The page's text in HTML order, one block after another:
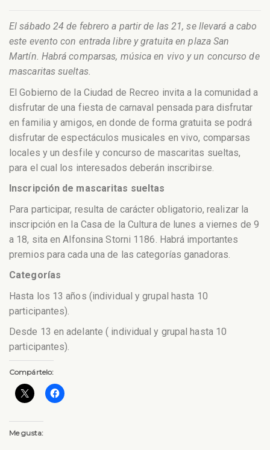
El sábado 24 de febrero a partir de las 21, se llevará a cabo
este evento con entrada libre y gratuita en plaza San
Martín. Habrá comparsas, música en vivo y un concurso de
mascaritas sueltas.
El Gobierno de la Ciudad de Recreo invita a la comunidad a
disfrutar de una fiesta de carnaval pensada para disfrutar
en familia y amigos, en donde de forma gratuita se podrá
disfrutar de espectáculos musicales en vivo, comparsas
locales y un desfile y concurso de mascaritas sueltas,
para el cual los interesados deberán inscribirse.
Inscripción de mascaritas sueltas
Para participar, resulta de carácter obligatorio, realizar la
inscripción en la Casa de la Cultura de lunes a viernes de 9
a 18, sita en Alfonsina Storni 1186. Habrá importantes
premios para cada una de las categorías ganadoras.
Categorías
Hasta los 13 años (individual y grupal hasta 10
participantes).
Desde 13 en adelante ( individual y grupal hasta 10
participantes).
Compártelo:
Me gusta: